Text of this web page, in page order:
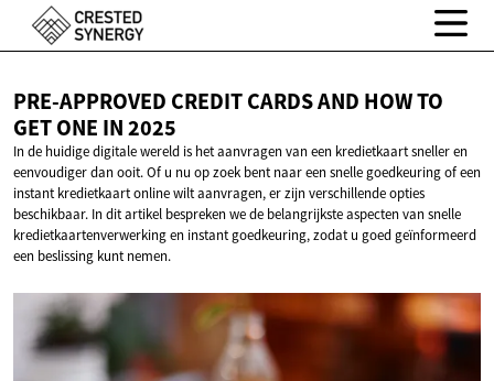
PRE-APPROVED CREDIT CARDS AND HOW TO
GET ONE IN 2025
In de huidige digitale wereld is het aanvragen van een kredietkaart sneller en
eenvoudiger dan ooit. Of u nu op zoek bent naar een snelle goedkeuring of een
instant kredietkaart online wilt aanvragen, er zijn verschillende opties
beschikbaar. In dit artikel bespreken we de belangrijkste aspecten van snelle
kredietkaartenverwerking en instant goedkeuring, zodat u goed geïnformeerd
een beslissing kunt nemen.